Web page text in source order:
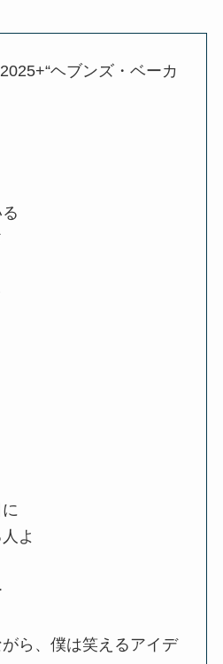
ヘブンズ・ベーカ
よ
ら、僕は笑えるアイデ